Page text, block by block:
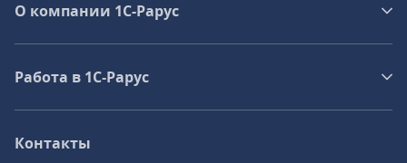
О компании 1C-Рарус
Работа в 1С‑Рарус
Контакты